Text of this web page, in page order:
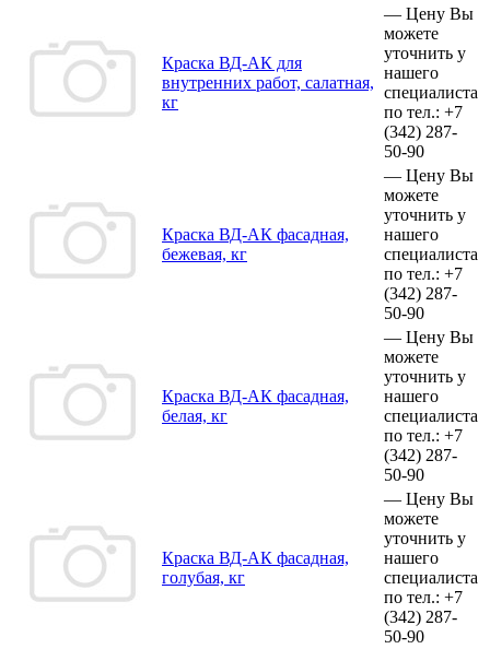
Краска ВД-АК для
внутренних работ, салатная,
кг
— Цену Вы
можете
уточнить у
нашего
специалиста
по тел.: +7
(342) 287-
50-90
Краска ВД-АК фасадная,
бежевая, кг
— Цену Вы
можете
уточнить у
нашего
специалиста
по тел.: +7
(342) 287-
50-90
Краска ВД-АК фасадная,
белая, кг
— Цену Вы
можете
уточнить у
нашего
специалиста
по тел.: +7
(342) 287-
50-90
Краска ВД-АК фасадная,
голубая, кг
— Цену Вы
можете
уточнить у
нашего
специалиста
по тел.: +7
(342) 287-
50-90